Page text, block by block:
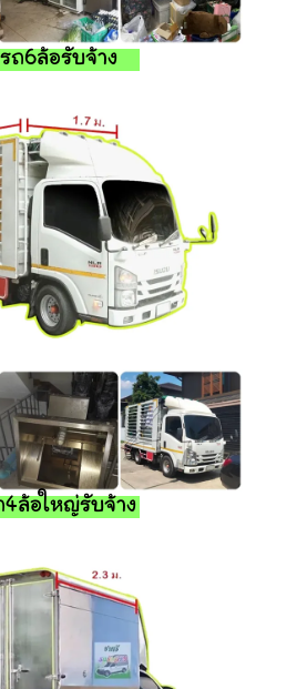
รถ6ล้อรับจ้าง
4ล้อใหญ่รับจ้าง